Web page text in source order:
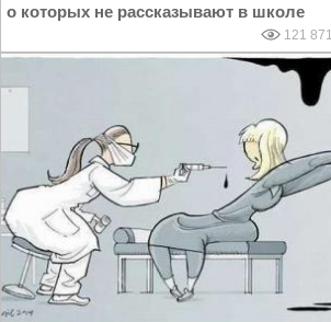
о которых не рассказывают в школе
121 871